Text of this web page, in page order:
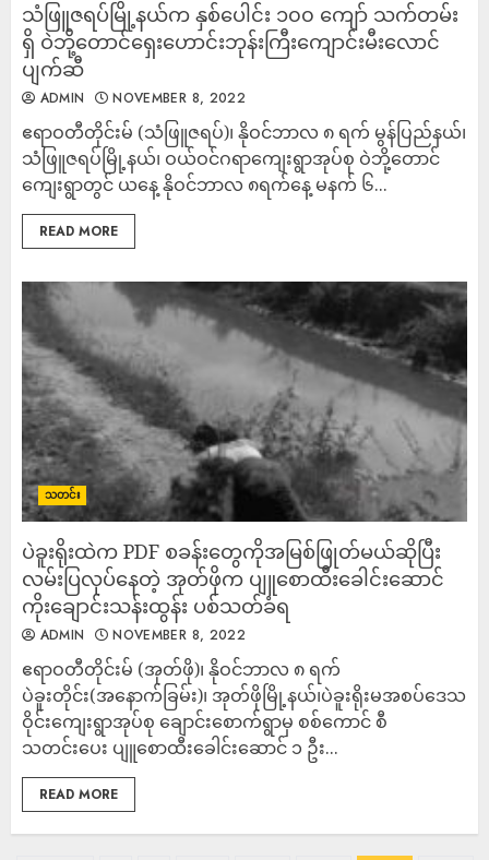
သံဖြူဇရပ်မြို့နယ်က နှစ်ပေါင်း ၁၀၀ ကျော် သက်တမ်း
ရှိ ဝဲဘို့တောင်ရှေးဟောင်းဘုန်းကြီးကျောင်းမီးလောင်
ပျက်ဆီ
ADMIN NOVEMBER 8, 2022
ဧရာဝတီတိုင်းမ် (သံဖြူဇရပ်)၊ နိုဝင်ဘာလ ၈ ရက် မွန်ပြည်နယ်၊
သံဖြူဇရပ်မြို့နယ်၊ ဝယ်ဝင်ဂရာကျေးရွာအုပ်စု ဝဲဘို့ဝောာင်
ကျေးရွာတွင် ယနေ့ နိုဝင်ဘာလ ၈ရက်နေ့ မနက် ၆...
READ MORE
သတင်း
ပဲခူးရိုးထဲက PDF စခန်းတွေကိုအမြစ်ဖြုတ်မယ်ဆိုပြီး
လမ်းပြလုပ်နေတဲ့ အုတ်ဖိုက ပျူစောထီးခေါင်းဆောင်
ကိုးချောင်းသန်းထွန်း ပစ်သတ်ခံရ
ADMIN NOVEMBER 8, 2022
ဧရာဝတီတိုင်းမ် (အုတ်ဖို)၊ နိုဝင်ဘာလ ၈ ရက်
ပဲခူးတိုင်း(အနောက်ခြမ်း)၊ အုတ်ဖိုမြို့နယ်၊ပဲခူးရိုးမအစပ်ဒေသ
ဝိုင်းကျေးရွာအုပ်စု ချောင်းစောက်ရွာမှ စစ်ကောင် စီ
သတင်းပေး ပျူစောထီးခေါင်းဆောင် ၁ ဦး...
READ MORE